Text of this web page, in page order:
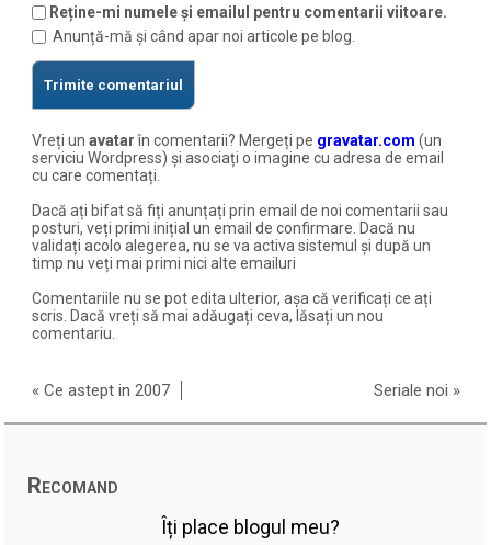
Reține-mi numele și emailul pentru comentarii viitoare.
Anunță-mă și când apar noi articole pe blog.
Vreți unavatarîn comentarii? Mergeți pe gravatar.com (un
serviciu Wordpress) și asociați o imagine cu adresa de email
cu care comentați.
Dacă ați bifat să fiți anunțați prin email de noi comentarii sau
posturi, veți primi inițial un email de confirmare. Dacă nu
validați acolo alegerea, nu se va activa sistemul și după un
timp nu veți mai primi nici alte emailuri
Comentariile nu se pot edita ulterior, așa că verificați ce ați
scris. Dacă vreți să mai adăugați ceva, lăsați un nou
comentariu.
«Ce astept in 2007 Seriale noi »
Recomand
Îți place blogul meu?